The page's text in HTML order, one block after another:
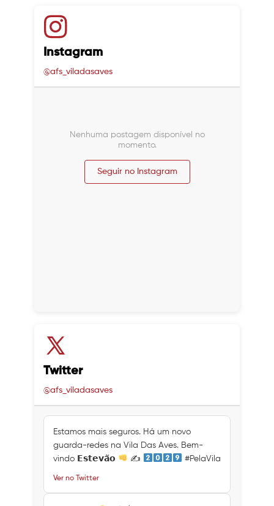
Instagram
@afs_viladasaves
Nenhuma postagem disponível no
momento.
Seguir no Instagram
Twitter
@afs_viladasaves
Estamos mais seguros. Há um novo
guarda-redes na Vila Das Aves. Bem-
vindo 𝗘𝘀𝘁𝗲𝘃𝗮̃𝗼
✍ #PelaVila
Ver no Twitter